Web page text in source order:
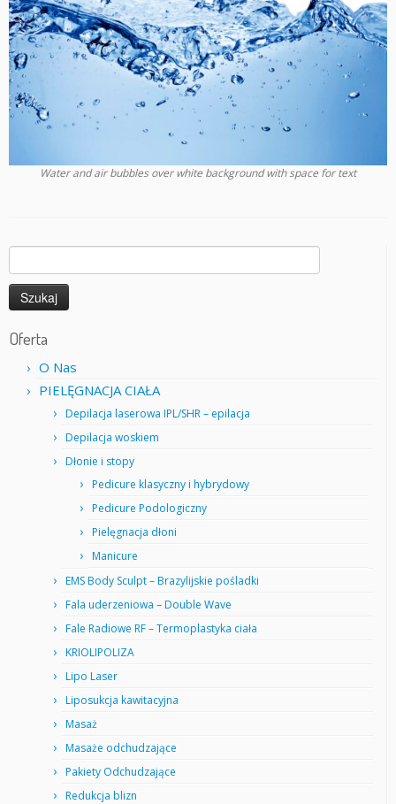
Water and air bubbles over white background with space for text
Oferta
O Nas
PIELĘGNACJA CIAŁA
Depilacja laserowa IPL/SHR – epilacja
Depilacja woskiem
Dłonie i stopy
Pedicure klasyczny i hybrydowy
Pedicure Podologiczny
Pielęgnacja dłoni
Manicure
EMS Body Sculpt – Brazylijskie pośladki
Fala uderzeniowa – Double Wave
Fale Radiowe RF – Termoplastyka ciała
KRIOLIPOLIZA
Lipo Laser
Liposukcja kawitacyjna
Masaż
Masaże odchudzające
Pakiety Odchudzające
Redukcja blizn